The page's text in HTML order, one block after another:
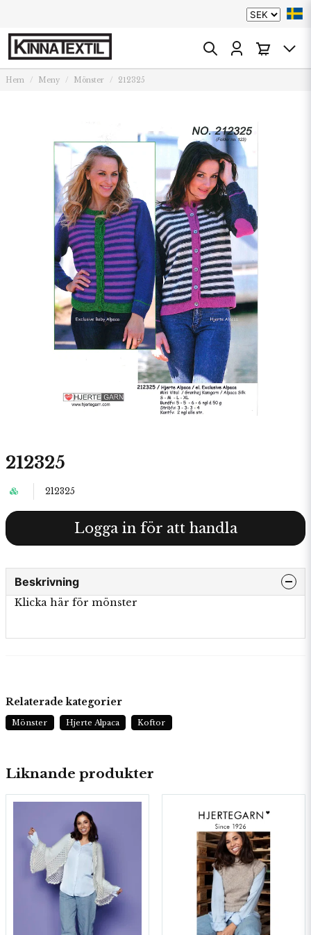
Hem Meny Mönster 212325
212325
212325
Logga in för att handla
Beskrivning
Klicka här för mönster
Liknande produkter
Relaterade kategorier
Mönster Hjerte Alpaca Koftor